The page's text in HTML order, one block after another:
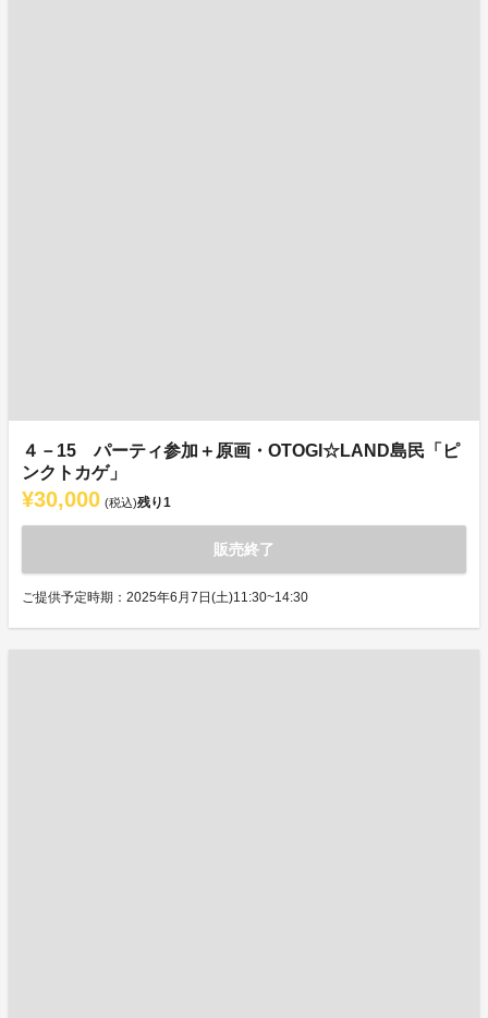
４－15 パーティ参加＋原画・OTOGI☆LAND島民「ピ
ンクトカゲ」
¥30,000 (税込)残り1
販売終了
ご提供予定時期：2025年6月7日(土)11:30~14:30